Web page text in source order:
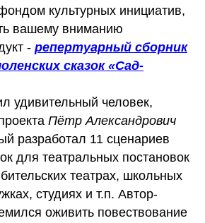
культурных инициатив,
вашему вниманию
- репертуарный сборник
сказок «Сад-
удивительный человек,
Пётр Александрович
разработал 11 сценариев
для театральных постановок
театрах, школьных
студиях и т.п. Автор-
оживить повествование